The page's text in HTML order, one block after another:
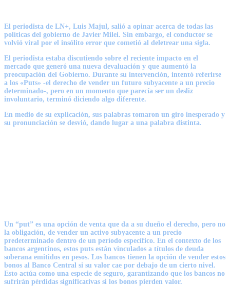
El periodista de LN+, Luis Majul, salió a opinar acerca de todas las
políticas del gobierno de Javier Milei. Sin embargo, el conductor se
volvió viral por el insólito error que cometió al deletrear una sigla.
El periodista estaba discutiendo sobre el reciente impacto en el
mercado que generó una nueva devaluación y que aumentó la
preocupación del Gobierno. Durante su intervención, intentó referirse
a los «Puts» -el derecho de vender un futuro subyacente a un precio
determinado-, pero en un momento que parecía ser un desliz
involuntario, terminó diciendo algo diferente.
En medio de su explicación, sus palabras tomaron un giro inesperado y
su pronunciación se desvió, dando lugar a una palabra distinta.
Un “put” es una opción de venta que da a su dueño el derecho, pero no
la obligación, de vender un activo subyacente a un precio
predeterminado dentro de un período específico. En el contexto de los
bancos argentinos, estos puts están vinculados a títulos de deuda
soberana emitidos en pesos. Los bancos tienen la opción de vender estos
bonos al Banco Central si su valor cae por debajo de un cierto nivel.
Esto actúa como una especie de seguro, garantizando que los bancos no
sufrirán pérdidas significativas si los bonos pierden valor.